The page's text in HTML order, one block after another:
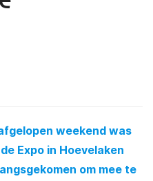
weekend was
Expo in Hoevelaken
om mee te